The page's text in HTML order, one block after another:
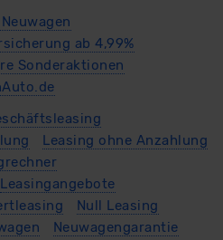
ab 4,99%
Sonderaktionen
Leasing ohne Anzahlung
Leasingangebote
Null Leasing
Neuwagengarantie